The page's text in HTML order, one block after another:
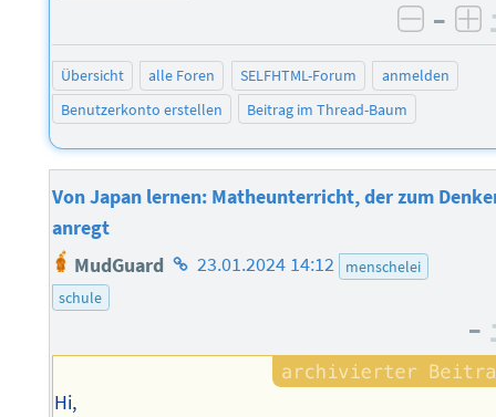
–
Übersicht alle Foren SELFHTML-Forum
anmelden
Benutzerkonto erstellen
Beitrag im Thread-Baum
Von Japan lernen: Matheunterricht, der zum
anregt
MudGuard Homepage
23.01.2024 14:12
menschelei
schule
–
Hi,